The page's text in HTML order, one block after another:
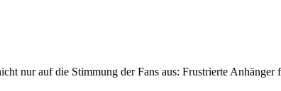
nur auf die Stimmung der Fans aus: Frustrierte Anhänger